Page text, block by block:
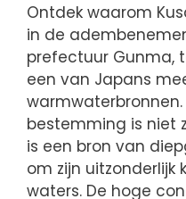
Ontdek waarom
in de
prefectuur Gunma,
een van Japans
bestemming is niet
is een bron van
om zijn uitzonderlijk
waters. De hoge